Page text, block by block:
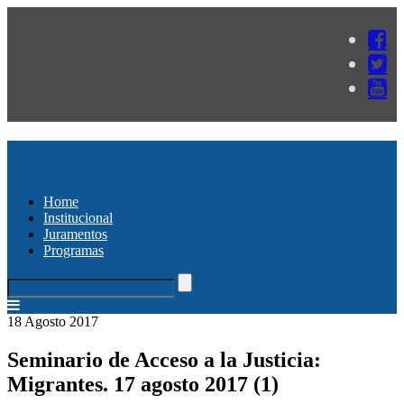
Home
Institucional
Juramentos
Programas
18 Agosto 2017
Seminario de Acceso a la Justicia:
Migrantes. 17 agosto 2017 (1)